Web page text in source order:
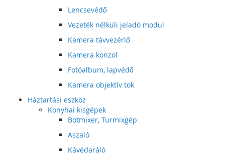
Lencsevédő
Vezeték nélküli jeladó modul
Kamera távvezérlő
Kamera konzol
Fotóalbum, lapvédő
Kamera objektív tok
Háztartási eszköz
Konyhai kisgépek
Botmixer, Turmixgép
Aszaló
Kávédaráló